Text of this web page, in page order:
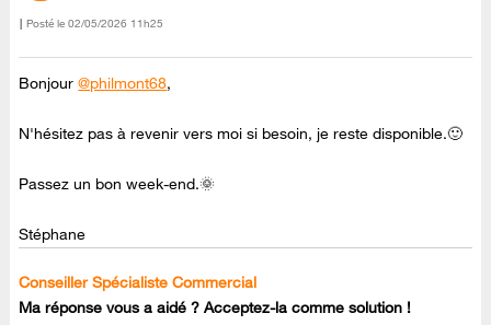
Posté le ‎02/05/2026 11h25
Bonjour@philmont68,
N'hésitez pas à revenir vers moi si besoin, je reste disponible.🙂
Passez un bon week-end.🌞
Stéphane
Conseiller Spécialiste Commercial
Ma réponse vous a aidé ? Acceptez-la comme solution !